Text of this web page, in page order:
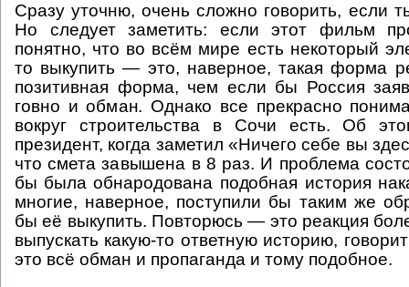
Сразу уточню, очень сложно говорить, если
Но следует заметить: если этот фильм
понятно, что во всём мире есть некоторый
то выкупить — это, наверное, такая форма
позитивная форма, чем если бы Россия
говно и обман. Однако все прекрасно
вокруг строительства в Сочи есть. Об
президент, когда заметил «Ничего себе вы
что смета завышена в 8 раз. И проблема
бы была обнародована подобная история
многие, наверное, поступили бы таким же
бы её выкупить. Повторюсь — это реакция
выпускать какую-то ответную историю,
это всё обман и пропаганда и тому подобное.